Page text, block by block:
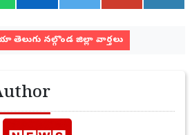
తెలుగు నల్గొండ జిల్లా వార్తలు